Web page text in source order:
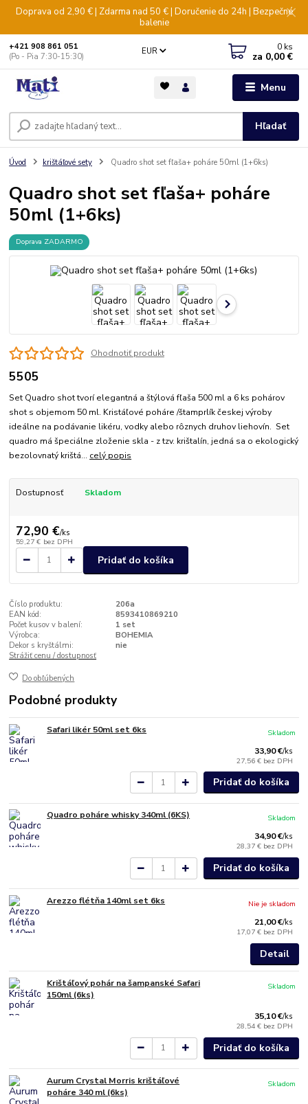
Doprava od 2,90 € | Zdarma nad 50 € | Doručenie do 24h | Bezpečné
balenie
Menu
EUR
Hľadať
+421 908 861 051
(Po - Pia 7:30-15:30)
0 ks
za 0,00 €
Úvod krištáľové sety Quadro shot set fľaša+ poháre 50ml (1+6ks)
Quadro shot set fľaša+ poháre
50ml (1+6ks)
Doprava ZADARMO
Ohodnotiť produkt
5505
Set Quadro shot tvorí elegantná a štýlová fľaša 500 ml a 6 ks pohárov
shot s objemom 50 ml. Kristáľové poháre /štamprlík českej výroby
ideálne na podávanie likéru, vodky alebo rôznych druhov liehovín. Set
quadro má špeciálne zloženie skla - z tzv. krištalín, jedná sa o ekologický
bezolovnatý krištá... celý popis
Dostupnosť Skladom
72,90 €/ks
59,27 € bez DPH
Pridať do košíka
Číslo produktu:
206a
EAN kód:
8593410869210
Počet kusov v balení:
1 set
Výrobca:
BOHEMIA
Dekor s kryštálmi:
nie
Strážiť cenu / dostupnosť
Do obľúbených
Podobné produkty
Safari likér 50ml set 6ks
33,90 €/ks
27,56 € bez DPH
Skladom
Pridať do košíka
Quadro poháre whisky 340ml (6KS)
34,90 €/ks
28,37 € bez DPH
Skladom
Pridať do košíka
Arezzo flétňa 140ml set 6ks
21,00 €/ks
17,07 € bez DPH
Nie je skladom
Detail
Krištáľový pohár na šampanské Safari
150ml (6ks)
35,10 €/ks
28,54 € bez DPH
Skladom
Pridať do košíka
Aurum Crystal Morris krištáľové
poháre 340 ml (6ks)
Skladom